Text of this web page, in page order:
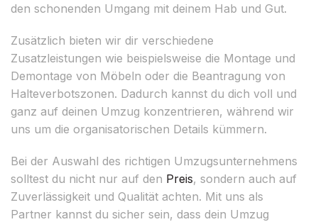
den schonenden Umgang mit deinem Hab und Gut.
Zusätzlich bieten wir dir verschiedene
Zusatzleistungen wie beispielsweise die Montage und
Demontage von Möbeln oder die Beantragung von
Halteverbotszonen. Dadurch kannst du dich voll und
ganz auf deinen Umzug konzentrieren, während wir
uns um die organisatorischen Details kümmern.
Bei der Auswahl des richtigen Umzugsunternehmens
solltest du nicht nur auf den Preis, sondern auch auf
Zuverlässigkeit und Qualität achten. Mit uns als
Partner kannst du sicher sein, dass dein Umzug